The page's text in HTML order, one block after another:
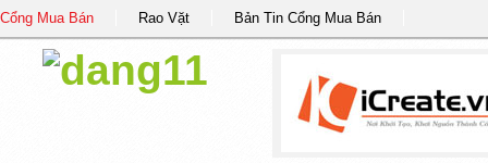
Cổng Mua Bán Rao Vặt Bản Tin Cổng Mua Bán